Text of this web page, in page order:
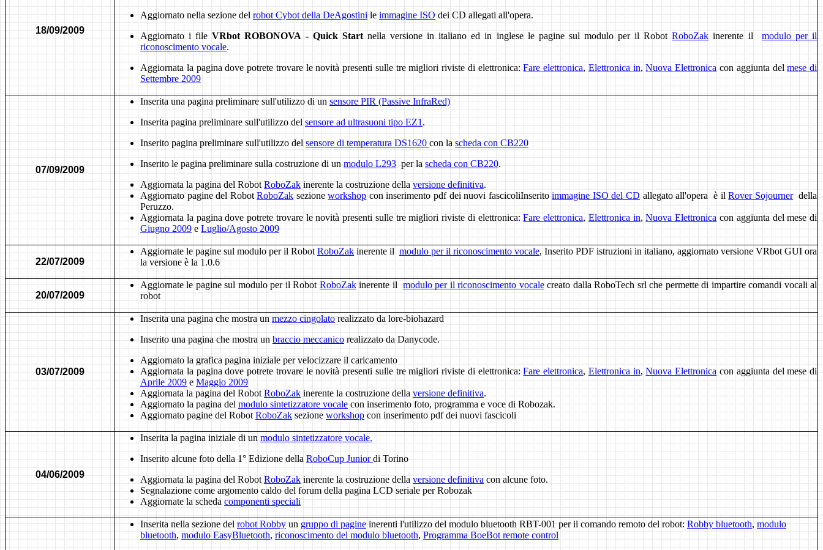
18/09/2009
Aggiornato nella sezione del robot Cybot della DeAgostini le immagine ISO dei CD allegati all'opera.
Aggiornato i fileVRbot ROBONOVA - Quick Startnella versione in italiano ed in inglese le pagine sul modulo per il RobotRoboZak inerente il modulo per il
riconoscimento vocale.
Aggiornata la pagina dove potrete trovare le novità presenti sulle tre migliori riviste di elettronica:Fare elettronica, Elettronica in,Nuova Elettronica con aggiunta delmese di
Settembre 2009
07/09/2009
Inserita una pagina preliminare sull'utilizzo di un sensore PIR (Passive InfraRed)
Inserita pagina preliminare sull'utilizzo del sensore ad ultrasuoni tipo EZ1 .
Inserito pagina preliminare sull'utilizzo del sensore di temperatura DS1620 con la scheda con CB220
Inserito le pagina preliminare sulla costruzione di un modulo L293 per la scheda con CB220.
Aggiornata la pagina del Robot RoboZak inerente la costruzione della versione definitiva.
Aggiornato pagine del RobotRoboZak sezioneworkshop con inserimento pdf dei nuovi fascicoliInseritoimmagine ISO del CD allegato all'opera è ilRover Sojournerdella
Peruzzo.
Aggiornata la pagina dove potrete trovare le novità presenti sulle tre migliori riviste di elettronica:Fare elettronica, Elettronica in,Nuova Elettronica con aggiunta del mese di
Giugno 2009 e Luglio/Agosto 2009
22/07/2009
Aggiornate le pagine sul modulo per il Robot RoboZak inerente il modulo per il riconoscimento vocale, Inserito PDF istruzioni in italiano, aggiornato versione VRbot GUI ora
la versione è la 1.0.6
20/07/2009
Aggiornate le pagine sul modulo per il Robot RoboZakinerente il modulo per il riconoscimento vocalecreato dalla RoboTech srl che permette di impartire comandi vocali al
robot
03/07/2009
Inserita una pagina che mostra un mezzo cingolato realizzato da lore-biohazard
Inserito una pagina che mostra un braccio meccanico realizzato da Danycode.
Aggiornato la grafica pagina iniziale per velocizzare il caricamento
Aggiornata la pagina dove potrete trovare le novità presenti sulle tre migliori riviste di elettronica:Fare elettronica, Elettronica in,Nuova Elettronica con aggiunta del mese di
Aprile 2009 e Maggio 2009
Aggiornata la pagina del Robot RoboZak inerente la costruzione della versione definitiva.
Aggiornato la pagina del modulo sintetizzatore vocale con inserimento foto, programma e voce di Robozak.
Aggiornato pagine del Robot RoboZak sezione workshop con inserimento pdf dei nuovi fascicoli
04/06/2009
Inserita la pagina iniziale di un modulo sintetizzatore vocale.
Inserito alcune foto della 1° Edizione della RoboCup Juniordi Torino
Aggiornata la pagina del Robot RoboZak inerente la costruzione della versione definitiva con alcune foto.
Segnalazione come argomento caldo del forum della pagina LCD seriale per Robozak
Aggiornate la scheda componenti speciali
Inserita nella sezione del robot Robby un gruppo di pagine inerenti l'utilizzo del modulo bluetooth RBT-001 per il comando remoto del robot: Robby bluetooth, modulo
bluetooth, modulo EasyBluetooth, riconoscimento del modulo bluetooth, Programma BoeBot remote control